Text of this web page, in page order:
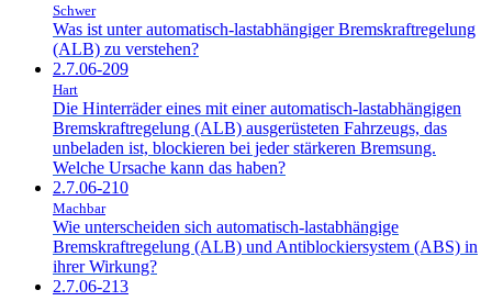
Schwer
Was ist unter automatisch-lastabhängiger Bremskraftregelung
(ALB) zu verstehen?
2.7.06-209
Hart
Die Hinterräder eines mit einer automatisch-lastabhängigen
Bremskraftregelung (ALB) ausgerüsteten Fahrzeugs, das
unbeladen ist, blockieren bei jeder stärkeren Bremsung.
Welche Ursache kann das haben?
2.7.06-210
Machbar
Wie unterscheiden sich automatisch-lastabhängige
Bremskraftregelung (ALB) und Antiblockiersystem (ABS) in
ihrer Wirkung?
2.7.06-213